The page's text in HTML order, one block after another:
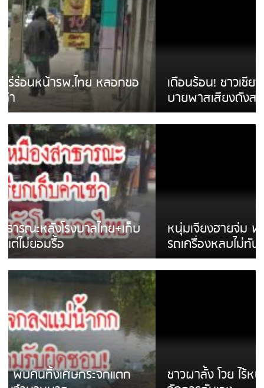
เดือนร้อน! ชาวเชียงรายบ่นรถ Isuzu สีขาวซิ่ง
บายพาสเสียงดังสร้างความรำคาญ
หนุ่มเจียงฮายจ่ม พบถังน้ำดื่มตกกลางถนน
รถเครื่องหลบไม่ทันล้มบาดเจ็บ
ชาวผาลั้ง โวย ไร้หน่วยงานดูแล ดินสไลด์ ต้อง